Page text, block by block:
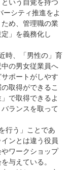
いう自覚を持つ
シティ推進をよ
め、管理職の業
」を義務化し
時、「男性の」育
の男女従業員へ
ポートがしやす
取得ができるこ
で取得できるよ
ランスを取って
行う」ことであ
ンとは違う役員
ワークショップ
与えている。